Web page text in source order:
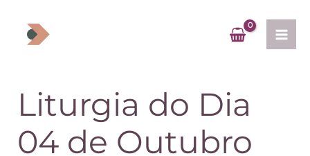
Liturgia do Dia
04 de Outubro